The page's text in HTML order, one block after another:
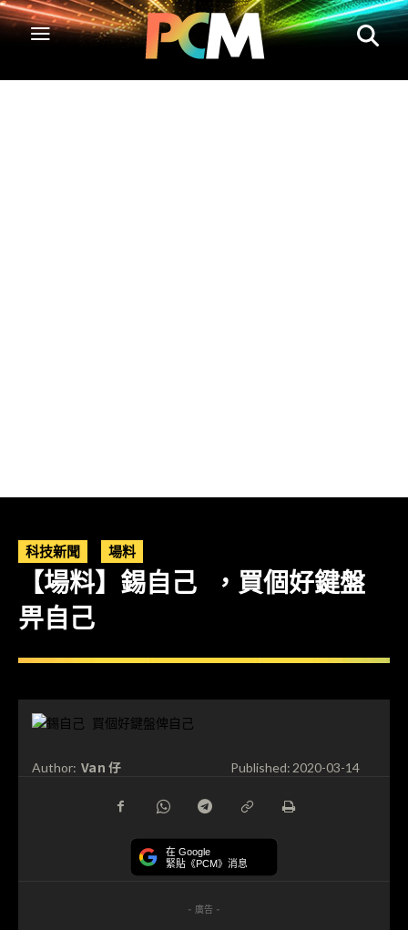
科技新聞 場料
【場料】錫自己 ，買個好鍵盤
畀自己
Author: Van 仔 Published:2020-03-14
在 Google
緊貼《PCM》消息
- 廣告 -